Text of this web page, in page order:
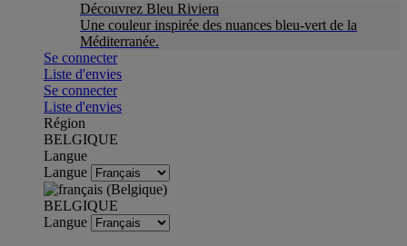
Découvrez Bleu Riviera
Une couleur inspirée des nuances bleu-vert de la
Méditerranée.
Se connecter
Liste d'envies
Se connecter
Liste d'envies
Région
BELGIQUE
Langue
Langue
BELGIQUE
Langue